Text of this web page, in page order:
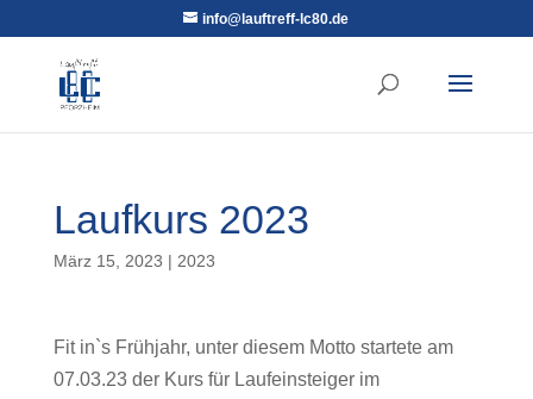
info@lauftreff-lc80.de
Laufkurs 2023
März 15, 2023 | 2023
Fit in`s Frühjahr, unter diesem Motto startete am
07.03.23 der Kurs für Laufeinsteiger im